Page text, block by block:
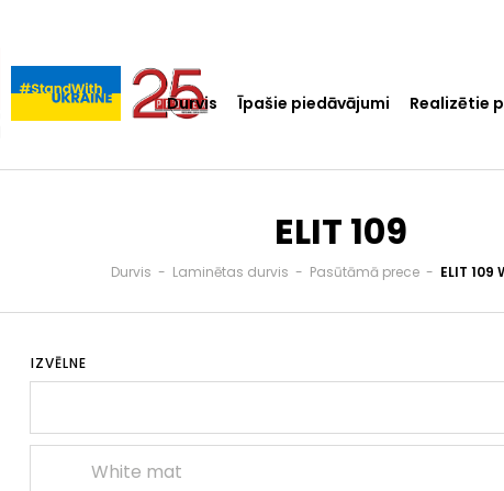
Durvis Īpašie piedāvājumi Realizētie
ELIT 109
Durvis - Laminētas durvis - Pasūtāmā prece - ELIT
IZVĒLNE
White mat